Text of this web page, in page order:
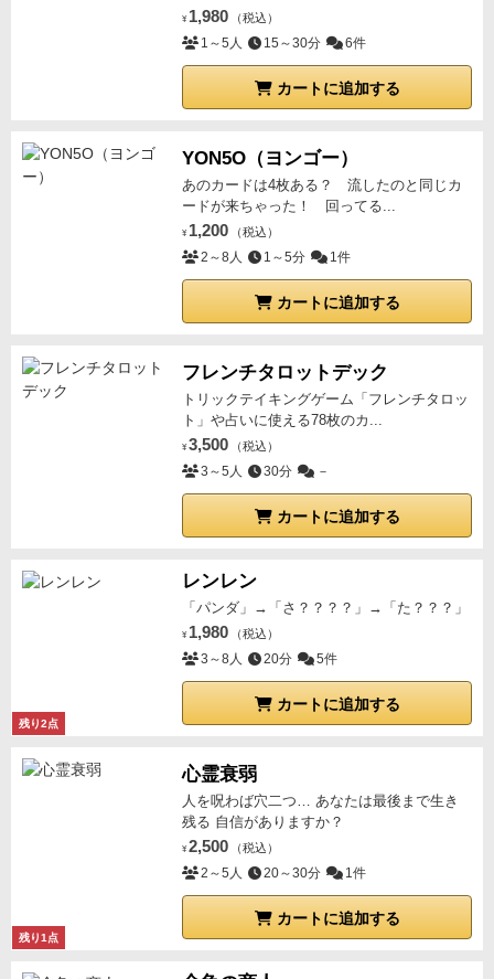
¥ 1,980 （税込）
1～5人 15～30分 6件
カートに追加する
YON5O（ヨンゴー）
あのカードは4枚ある？ 流したのと同じカ
ードが来ちゃった！ 回ってる...
¥ 1,200 （税込）
2～8人 1～5分 1件
カートに追加する
フレンチタロットデック
トリックテイキングゲーム「フレンチタロッ
ト」や占いに使える78枚のカ...
¥ 3,500 （税込）
3～5人 30分 －
カートに追加する
残り2点
レンレン
「パンダ」→「さ？？？？」→「た？？？」
¥ 1,980 （税込）
3～8人 20分 5件
カートに追加する
残り1点
心霊衰弱
人を呪わば穴二つ… あなたは最後まで生き
残る 自信がありますか？
¥ 2,500 （税込）
2～5人 20～30分 1件
カートに追加する